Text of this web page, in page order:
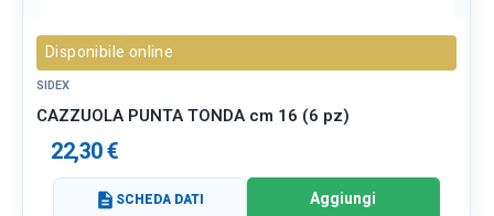
Disponibile online
SIDEX
CAZZUOLA PUNTA TONDA cm 16 (6 pz)
22,30 €
description SCHEDA DATI Aggiungi